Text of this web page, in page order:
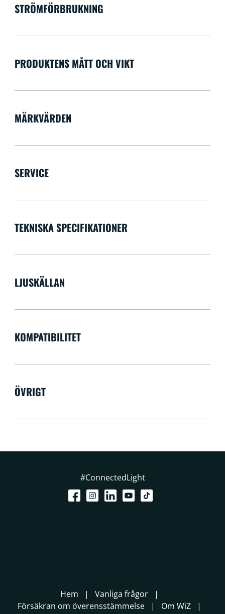
STRÖMFÖRBRUKNING
PRODUKTENS MÅTT OCH VIKT
MÄRKVÄRDEN
SERVICE
TEKNISKA SPECIFIKATIONER
LJUSKÄLLAN
KOMPATIBILITET
ÖVRIGT
#ConnectedLight
Hem
Vanliga frågor
Försäkran om överensstämmelse
Om WiZ